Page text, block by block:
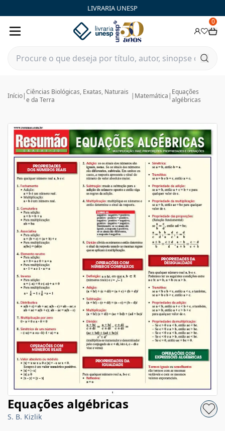
LIVRARIA UNESP
0
Início|Ciências Biológicas, Exatas, Naturais
e da Terra
| Matemática | Equações
algébricas
Equações algébricas
S. B. Kizlik